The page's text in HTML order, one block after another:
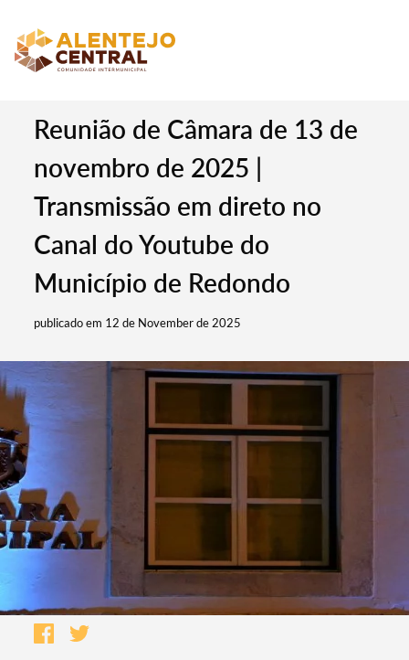
Reunião de Câmara de 13 de
novembro de 2025 |
Transmissão em direto no
Canal do Youtube do
Município de Redondo
publicado em 12 de November de 2025